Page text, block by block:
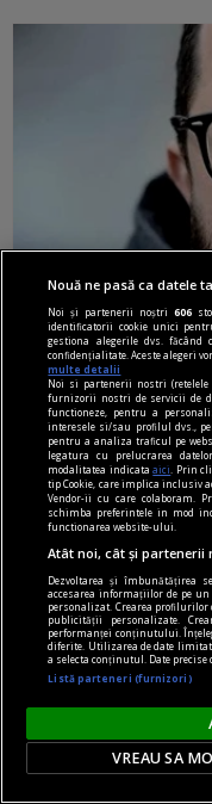
contraintuiția
De ce n-avea
Dar trebuie să îi
măcar a încercat.
Teodor TIŢĂ
Nouă ne pasă ca datele
Noi și partenerii noștri606
identificatorii cookie unici
gestiona alegerile dvs.
confidențialitate. Aceste alegeri
multe detalii
Noi si partenerii nostri
furnizorii nostri de servicii de
functioneze, pentru a
interesele si/sau profilul dvs.,
pentru a analiza traficul pe
legatura cu prelucrarea
modalitatea indicataaici
. Prin
tip Cookie, care implica inclusiv
Vendor-ii cu care colaboram.
schimba preferintele in mod
functionarea website-ului.
Atât noi, cât și partenerii
Dezvoltarea și îmbunătățirea
accesarea informațiilor de pe
personalizat. Crearea
publicității personalizate.
performanței conținutului.
diferite. Utilizarea de date
a selecta conținutul. Date
Listă parteneri (furnizori)
VREAU SA